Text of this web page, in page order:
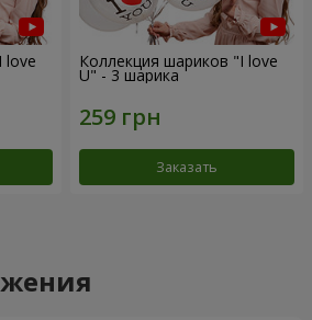
love Коллекция шариков "I love
U" - 3 шарика
Заказать